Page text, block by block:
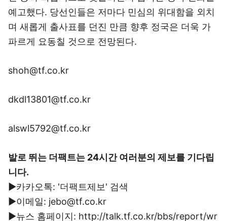
예고했다. 당선인들은 저마다 민심의 위대함을 외치
며 새롭게 출사표를 던진 만큼 향후 정국은 더욱 가
파르게 요동칠 것으로 전망된다.
shoh@tf.co.kr
dkdl13801@tf.co.kr
alswl5792@tf.co.kr
발로 뛰는 더팩트는 24시간 여러분의 제보를 기다립
니다.
▶카카오톡: '더팩트제보' 검색
▶이메일: jebo@tf.co.kr
▶뉴스 홈페이지: http://talk.tf.co.kr/bbs/report/wr